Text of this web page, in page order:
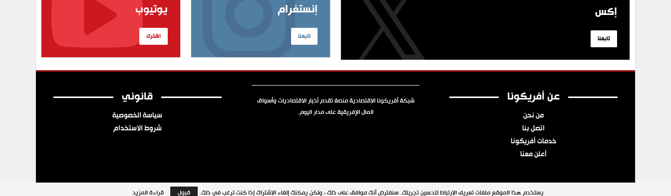
إكس
تابعنا
إنستغرام
تابعنا
يوتيوب
اشترك
عن أفريكونا
من نحن
اتصل بنا
خدمات أفريكونا
أعلن معنا
شبكة أفريكونا الاقتصادية منصة تقدم أخبار الاقتصاديات وأسواق
المال الإفريقية على مدار اليوم.
قانوني
سياسة الخصوصية
شروط الاستخدام
جميع الحقوق محفوظة © 2026 شبكة أفريكونا
يستخدم هذا الموقع ملفات تعريف الارتباط لتحسين تجربتك. سنفترض أنك موافق على ذلك ، ولكن يمكنك إلغاء الاشتراك إذا كنت ترغب في ذلك. قبول قراءة المزيد